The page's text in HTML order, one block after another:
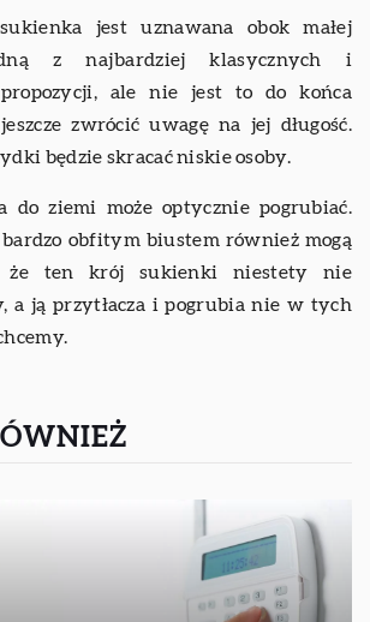
jest uznawana obok małej
z najbardziej klasycznych i
ale nie jest to do końca
zwrócić uwagę na jej długość.
będzie skracać niskie osoby.
do ziemi może optycznie pogrubiać.
bardzo obfitym biustem również mogą
że ten krój sukienki niestety nie
a ją przytłacza i pogrubia nie w tych